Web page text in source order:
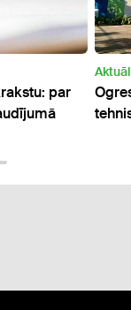
darba laikā miris